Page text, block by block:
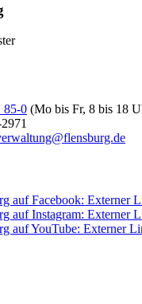
85-0 (Mo bis Fr, 8 bis 18
auf Facebook: Externer
auf Instagram: Externer
auf YouTube: Externer